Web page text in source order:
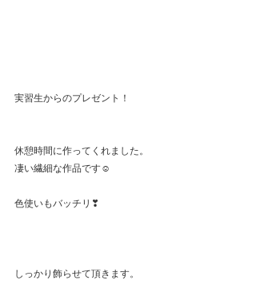
実習生からのプレゼント！
休憩時間に作ってくれました。
凄い繊細な作品です☺
色使いもバッチリ❣
しっかり飾らせて頂きます。